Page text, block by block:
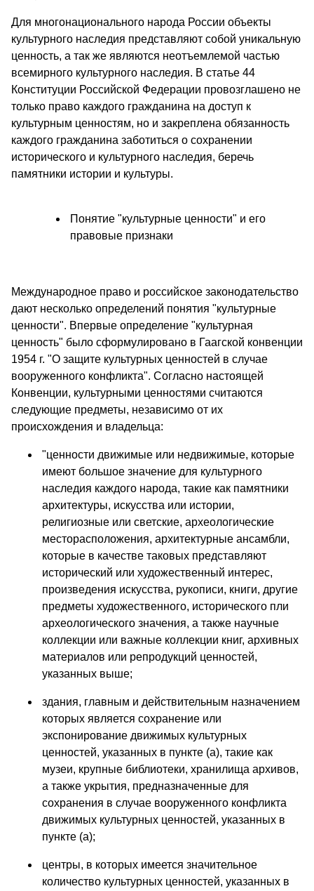
Для многонационального народа России объекты
культурного наследия представляют собой уникальную
ценность, а так же являются неотъемлемой частью
всемирного культурного наследия. В статье 44
Конституции Российской Федерации провозглашено не
только право каждого гражданина на доступ к
культурным ценностям, но и закреплена обязанность
каждого гражданина заботиться о сохранении
исторического и культурного наследия, беречь
памятники истории и культуры.
Понятие "культурные ценности" и его
правовые признаки
Международное право и российское законодательство
дают несколько определений понятия "культурные
ценности". Впервые определение "культурная
ценность" было сформулировано в Гаагской конвенции
1954 г. "О защите культурных ценностей в случае
вооруженного конфликта". Согласно настоящей
Конвенции, культурными ценностями считаются
следующие предметы, независимо от их
происхождения и владельца:
"ценности движимые или недвижимые, которые
имеют большое значение для культурного
наследия каждого народа, такие как памятники
архитектуры, искусства или истории,
религиозные или светские, археологические
месторасположения, архитектурные ансамбли,
которые в качестве таковых представляют
исторический или художественный интерес,
произведения искусства, рукописи, книги, другие
предметы художественного, исторического пли
археологического значения, а также научные
коллекции или важные коллекции книг, архивных
материалов или репродукций ценностей,
указанных выше;
здания, главным и действительным назначением
которых является сохранение или
экспонирование движимых культурных
ценностей, указанных в пункте (а), такие как
музеи, крупные библиотеки, хранилища архивов,
а также укрытия, предназначенные для
сохранения в случае вооруженного конфликта
движимых культурных ценностей, указанных в
пункте (а);
центры, в которых имеется значительное
количество культурных ценностей, указанных в